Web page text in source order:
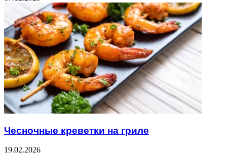
Чесночные креветки на гриле
19.02.2026